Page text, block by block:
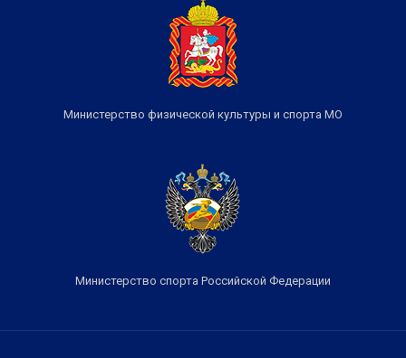
Министерство физической культуры и спорта МО
Министерство спорта Российской Федерации